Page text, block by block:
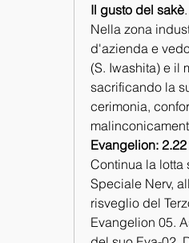
Il gusto del sakè.
Nella zona
d'azienda e
(S. Iwashita) e il
sacrificando la
cerimonia,
Evangelion:
Continua la
Speciale Nerv,
risveglio del
Evangelion 05.